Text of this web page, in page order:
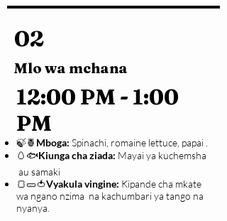
02
Mlo wa mchana
12:00 PM - 1:00
PM
🍃🍍 Mboga: Spinachi, romaine lettuce, papai .
🥚🐟Kiunga cha ziada: Mayai ya kuchemsha
au samaki
🍞🥒🍅Vyakula vingine: Kipande cha mkate
wa ngano nzima na kachumbari ya tango na
nyanya.